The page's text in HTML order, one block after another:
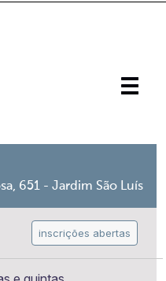
651 - Jardim São Luís
inscrições abertas